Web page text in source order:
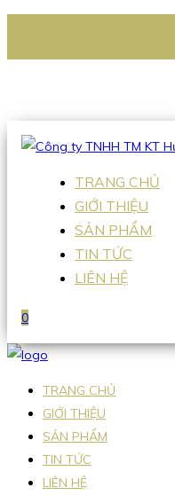
Hotline:0938 336 079
TRANG CHỦ
GIỚI THIỆU
SẢN PHẨM
TIN TỨC
LIÊN HỆ
0
TRANG CHỦ
GIỚI THIỆU
SẢN PHẨM
TIN TỨC
LIÊN HỆ